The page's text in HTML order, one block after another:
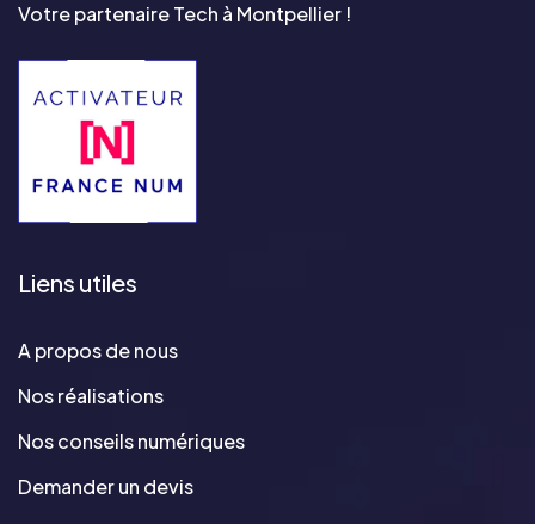
Votre partenaire Tech à Montpellier !
Liens utiles
A propos de nous
Nos réalisations
Nos conseils numériques
Demander un devis